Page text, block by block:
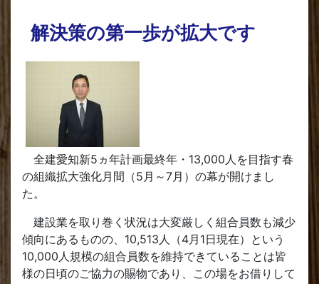
解決策の第一歩が拡大です
全建愛知新5ヵ年計画最終年・13,000人を目指す春
の組織拡大強化月間（5月～7月）の幕が開けまし
た。
建設業を取り巻く状況は大変厳しく組合員数も減少
傾向にあるものの、10,513人（4月1日現在）という
10,000人規模の組合員数を維持できていることは皆
様の日頃のご協力の賜物であり、この場をお借りして